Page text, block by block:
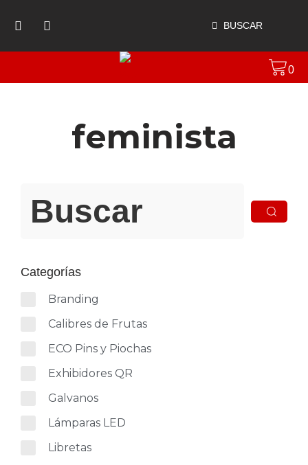
BUSCAR
0
feminista
Categorías
Branding
Calibres de Frutas
ECO Pins y Piochas
Exhibidores QR
Galvanos
Lámparas LED
Libretas